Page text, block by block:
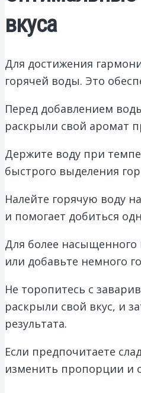
вкуса
Для достижения
горячей воды. Это
Перед добавлением
раскрыли свой аромат
Держите воду при
быстрого выделения
Налейте горячую воду
и помогает добиться
Для более насыщенного
или добавьте немного
Не торопитесь с
раскрыли свой вкус, и
результата.
Если предпочитаете
изменить пропорции и